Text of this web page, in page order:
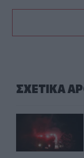
ΣΧΕΤΙΚA
Σητεία: Ένα